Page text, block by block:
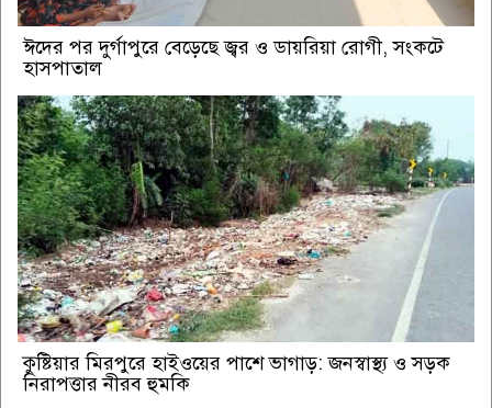
ঈদের পর দুর্গাপুরে বেড়েছে জ্বর ও ডায়রিয়া রোগী, সংকটে
হাসপাতাল
কুষ্টিয়ার মিরপুরে হাইওয়ের পাশে ভাগাড়: জনস্বাস্থ্য ও সড়ক
নিরাপত্তার নীরব হুমকি